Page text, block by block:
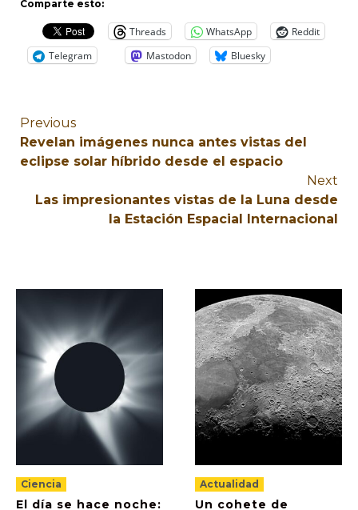
Comparte esto:
Threads WhatsApp
Reddit
Telegram
Mastodon Bluesky
Previous
Revelan imágenes nunca antes vistas del
eclipse solar híbrido desde el espacio
Next
Las impresionantes vistas de la Luna desde
la Estación Espacial Internacional
Ciencia
El día se hace noche:
Actualidad
Un cohete de